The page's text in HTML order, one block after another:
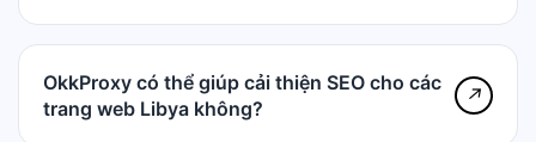
OkkProxy có thể giúp cải thiện SEO cho các
trang web Libya không?
↗